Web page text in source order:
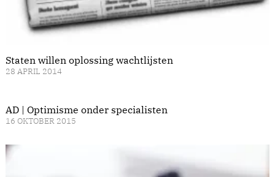
Staten willen oplossing wachtlijsten
28 APRIL 2014
AD | Optimisme onder specialisten
16 OKTOBER 2015